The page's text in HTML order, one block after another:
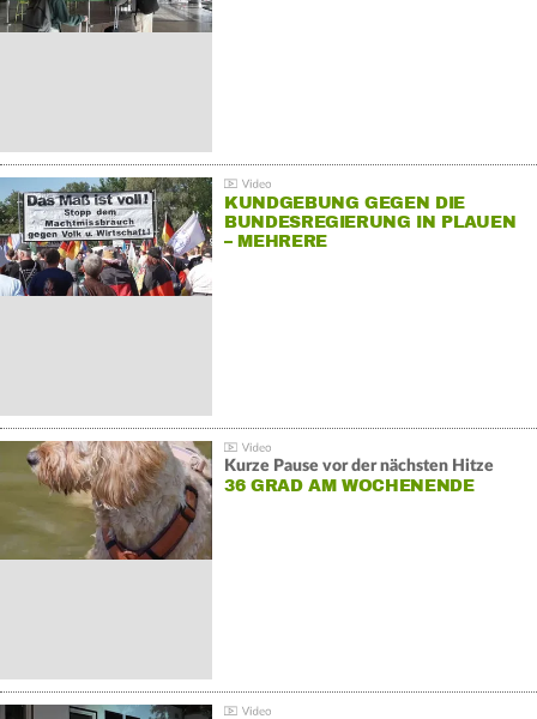
KUNDGEBUNG GEGEN DIE
BUNDESREGIERUNG IN PLAUEN
– MEHRERE
Kurze Pause vor der nächsten Hitze
36 GRAD AM WOCHENENDE